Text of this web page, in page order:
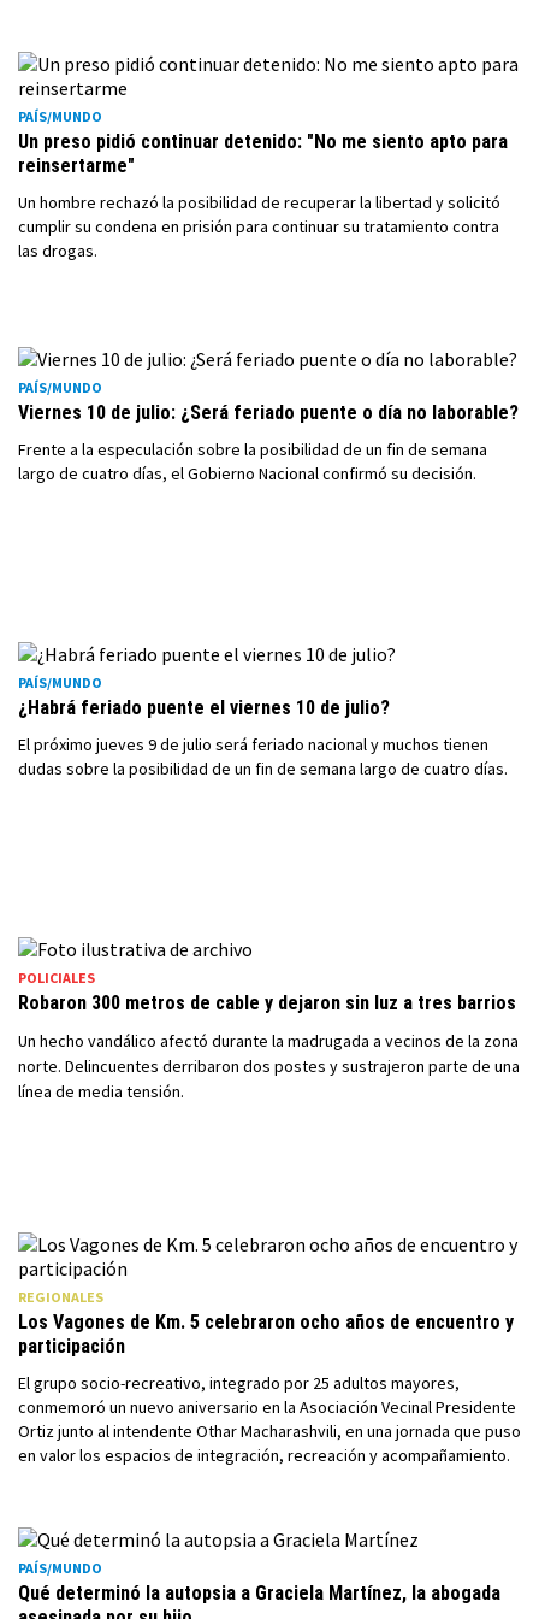
PAÍS/MUNDO
Un preso pidió continuar detenido: "No me siento apto para
reinsertarme"
Un hombre rechazó la posibilidad de recuperar la libertad y solicitó
cumplir su condena en prisión para continuar su tratamiento contra
las drogas.
PAÍS/MUNDO
Viernes 10 de julio: ¿Será feriado puente o día no laborable?
Frente a la especulación sobre la posibilidad de un fin de semana
largo de cuatro días, el Gobierno Nacional confirmó su decisión.
PAÍS/MUNDO
¿Habrá feriado puente el viernes 10 de julio?
El próximo jueves 9 de julio será feriado nacional y muchos tienen
dudas sobre la posibilidad de un fin de semana largo de cuatro días.
POLICIALES
Robaron 300 metros de cable y dejaron sin luz a tres barrios
Un hecho vandálico afectó durante la madrugada a vecinos de la zona
norte. Delincuentes derribaron dos postes y sustrajeron parte de una
línea de media tensión.
REGIONALES
Los Vagones de Km. 5 celebraron ocho años de encuentro y
participación
El grupo socio-recreativo, integrado por 25 adultos mayores,
conmemoró un nuevo aniversario en la Asociación Vecinal Presidente
Ortiz junto al intendente Othar Macharashvili, en una jornada que puso
en valor los espacios de integración, recreación y acompañamiento.
PAÍS/MUNDO
Qué determinó la autopsia a Graciela Martínez, la abogada